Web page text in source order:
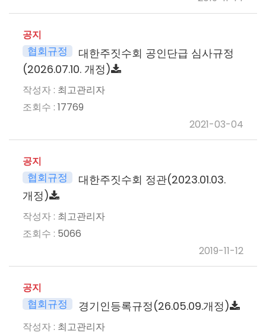
공지
협회규정
대한주짓수회 공인단급 심사규정
(2026.07.10. 개정)
최고관리자
17769
2021-03-04
공지
협회규정
대한주짓수회 정관(2023.01.03.
개정)
최고관리자
5066
2019-11-12
공지
협회규정 경기인등록규정(26.05.09.개정)
최고관리자